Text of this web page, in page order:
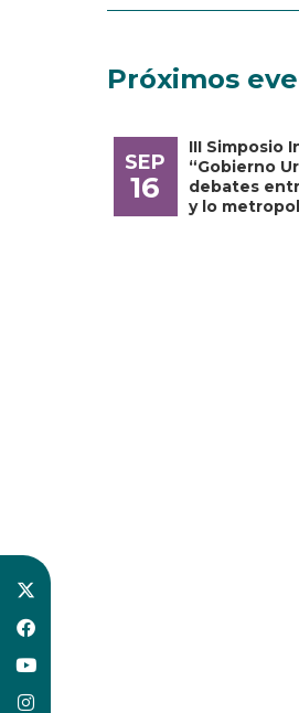
Próximos
SEP
16
III Simposio
“Gobierno
debates
y lo